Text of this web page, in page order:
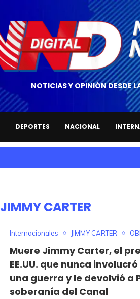
NOTICIAS Y OPINIÓN DESDE
DEPORTES NACIONAL
JIMMY CARTER
Internacionales JIMMY CARTER
Muere Jimmy Carter, el
EE.UU. que nunca
una guerra y le devolvió a
soberanía del Canal